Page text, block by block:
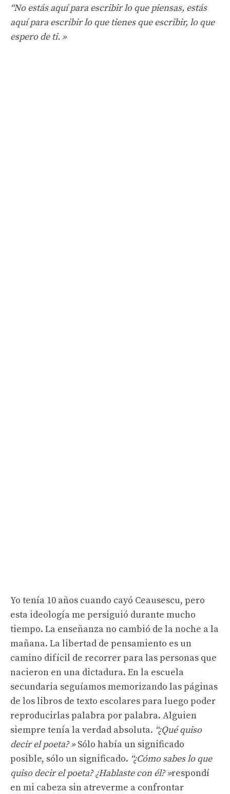
“No estás aquí para escribir lo que piensas, estás
aquí para escribir lo que tienes que escribir, lo que
espero de ti. »
Yo tenía 10 años cuando cayó Ceausescu, pero
esta ideología me persiguió durante mucho
tiempo. La enseñanza no cambió de la noche a la
mañana. La libertad de pensamiento es un
camino difícil de recorrer para las personas que
nacieron en una dictadura. En la escuela
secundaria seguíamos memorizando las páginas
de los libros de texto escolares para luego poder
reproducirlas palabra por palabra. Alguien
siempre tenía la verdad absoluta. “¿Qué quiso
decir el poeta? »Sólo había un significado
posible, sólo un significado. “¿Cómo sabes lo que
quiso decir el poeta? ¿Hablaste con él? »respondí
en mi cabeza sin atreverme a confrontar